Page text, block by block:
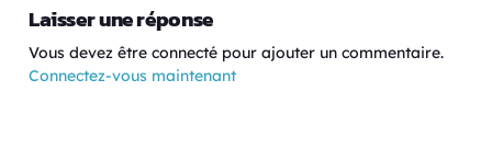
Laisser une réponse
Vous devez être connecté pour ajouter un commentaire.
Connectez-vous maintenant